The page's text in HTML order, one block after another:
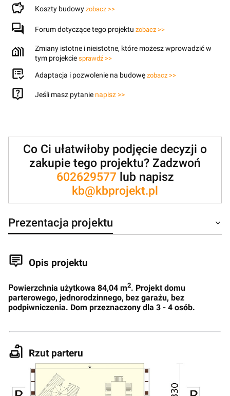
Koszty budowy zobacz >>
Forum dotyczące tego projektu zobacz >>
Zmiany istotne i nieistotne, które możesz wprowadzić w
tym projekcie sprawdź >>
Adaptacja i pozwolenie na budowę zobacz >>
Jeśli masz pytanie napisz >>
Co Ci ułatwiłoby podjęcie decyzji o
zakupie tego projektu? Zadzwoń
602629577lub napisz
kb@kbprojekt.pl
Prezentacja projektu
Opis projektu
Powierzchnia użytkowa 84,04 m2. Projekt domu
parterowego, jednorodzinnego, bez garażu, bez
podpiwniczenia. Dom przeznaczony dla 3 - 4 osób.
Rzut parteru